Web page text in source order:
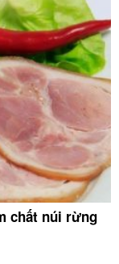
chất núi rừng